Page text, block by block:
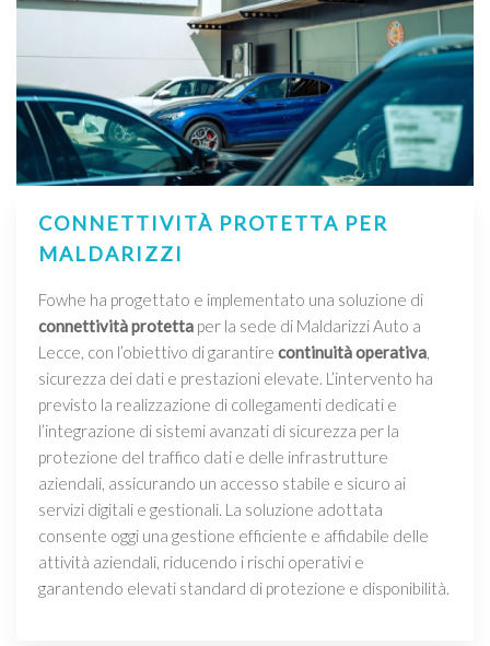
CONNETTIVITÀ PROTETTA PER
MALDARIZZI
Fowhe ha progettato e implementato una soluzione di
connettività protetta per la sede di Maldarizzi Auto a
Lecce, con l’obiettivo di garantire continuità operativa,
sicurezza dei dati e prestazioni elevate. L’intervento ha
previsto la realizzazione di collegamenti dedicati e
l’integrazione di sistemi avanzati di sicurezza per la
protezione del traffico dati e delle infrastrutture
aziendali, assicurando un accesso stabile e sicuro ai
servizi digitali e gestionali. La soluzione adottata
consente oggi una gestione efficiente e affidabile delle
attività aziendali, riducendo i rischi operativi e
garantendo elevati standard di protezione e disponibilità.